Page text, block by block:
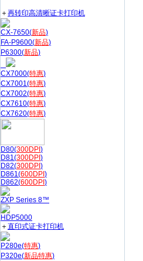
＋再转印高清晰证卡打印机
CX-7650(新品)
FA-P9600(新品)
P6300(新品)
CX7000(特惠)
CX7001(特惠)
CX7002(特惠)
CX7610(特惠)
CX7620(特惠)
D80(300DPI )
D81(300DPI )
D82(300DPI )
D861(600DPI )
D862(600DPI )
ZXP Series 8™
HDP5000
＋直印式证卡打印机
P280e(特惠)
P320e(新品特惠)